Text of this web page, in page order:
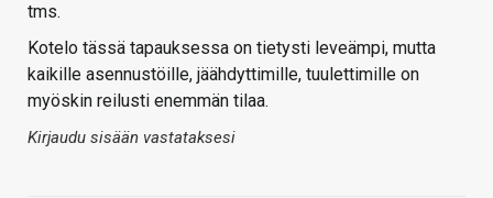
tms.
Kotelo tässä tapauksessa on tietysti leveämpi, mutta
kaikille asennustöille, jäähdyttimille, tuulettimille on
myöskin reilusti enemmän tilaa.
Kirjaudu sisään vastataksesi